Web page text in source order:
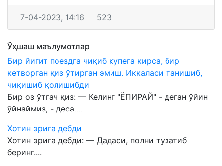
7-04-2023, 14:16 523
Ўҳшаш маълумотлар
Бир йигит поездга чиқиб купега кирса, бир
кетворган қиз ўтирган эмиш. Иккаласи танишиб,
чиқишиб қолишибди
Бир оз ўтгач қиз: — Келинг "ЁПИРАЙ" - деган ўйин
ўйнаймиз, - деса....
Хотин эрига дебди
Хотин эрига дебди: — Дадаси, полни тузатиб
беринг....